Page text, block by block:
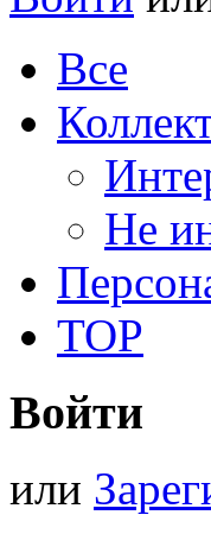
Все
Не
TOP
Войти
или